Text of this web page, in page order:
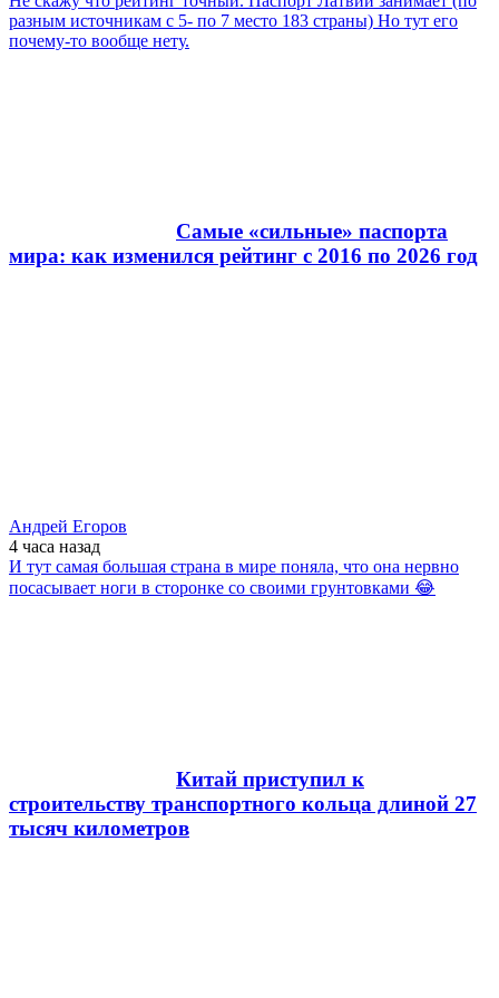
разным источникам с 5- по 7 место 183 страны) Но тут его
почему-то вообще нету.
Самые «сильные» паспорта
мира: как изменился рейтинг с 2016 по 2026 год
Андрей Егоров
4 часа назад
И тут самая большая страна в мире поняла, что она нервно
посасывает ноги в сторонке со своими грунтовками 😂
Китай приступил к
строительству транспортного кольца длиной 27
тысяч километров